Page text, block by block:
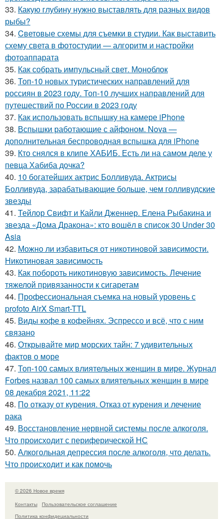
33. Какую глубину нужно выставлять для разных видов
рыбы?
34. Cветовые схемы для съемки в студии. Как выставить
схему света в фотостудии — алгоритм и настройки
фотоаппарата
35. Как собрать импульсный свет. Моноблок
36. Топ-10 новых туристических направлений для
россиян в 2023 году. Топ-10 лучших направлений для
путешествий по России в 2023 году
37. Как использовать вспышку на камере iPhone
38. Вспышки работающие с айфоном. Nova —
дополнительная беспроводная вспышка для iPhone
39. Кто снялся в клипе ХАБИБ. Есть ли на самом деле у
певца Хабиба дочка?
40. 10 богатейших актрис Болливуда. Актрисы
Болливуда, зарабатывающие больше, чем голливудские
звезды
41. Тейлор Свифт и Кайли Дженнер. Елена Рыбакина и
звезда «Дома Дракона»: кто вошёл в список 30 Under 30
Asia
42. Можно ли избавиться от никотиновой зависимости.
Никотиновая зависимость
43. Как побороть никотиновую зависимость. Лечение
тяжелой привязанности к сигаретам
44. Профессиональная съемка на новый уровень с
profoto AirX Smart-TTL
45. Виды кофе в кофейнях. Эспрессо и всё, что с ним
связано
46. Открывайте мир морских тайн: 7 удивительных
фактов о море
47. Топ-100 самых влиятельных женщин в мире. Журнал
Forbes назвал 100 самых влиятельных женщин в мире
08 декабря 2021, 11:22
48. По отказу от курения. Отказ от курения и лечение
рака
49. Восстановление нервной системы после алкоголя.
Что происходит с периферической НС
50. Алкогольная депрессия после алкоголя, что делать.
Что происходит и как помочь
© 2026 Новое время
Контакты
Пользовательское соглашение
Политика конфидециальности